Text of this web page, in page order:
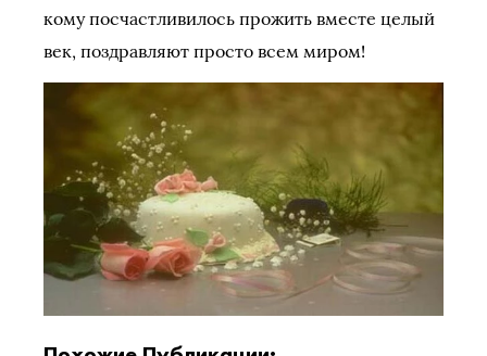
кому посчастливилось прожить вместе целый
век, поздравляют просто всем миром!